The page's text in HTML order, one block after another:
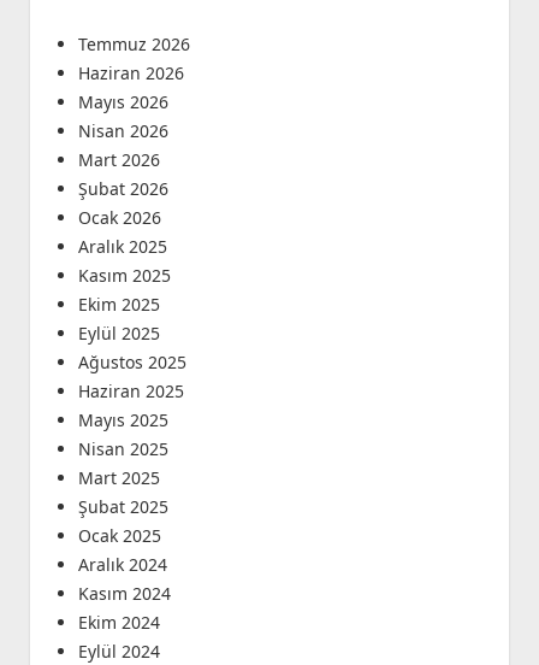
Temmuz 2026
Haziran 2026
Mayıs 2026
Nisan 2026
Mart 2026
Şubat 2026
Ocak 2026
Aralık 2025
Kasım 2025
Ekim 2025
Eylül 2025
Ağustos 2025
Haziran 2025
Mayıs 2025
Nisan 2025
Mart 2025
Şubat 2025
Ocak 2025
Aralık 2024
Kasım 2024
Ekim 2024
Eylül 2024